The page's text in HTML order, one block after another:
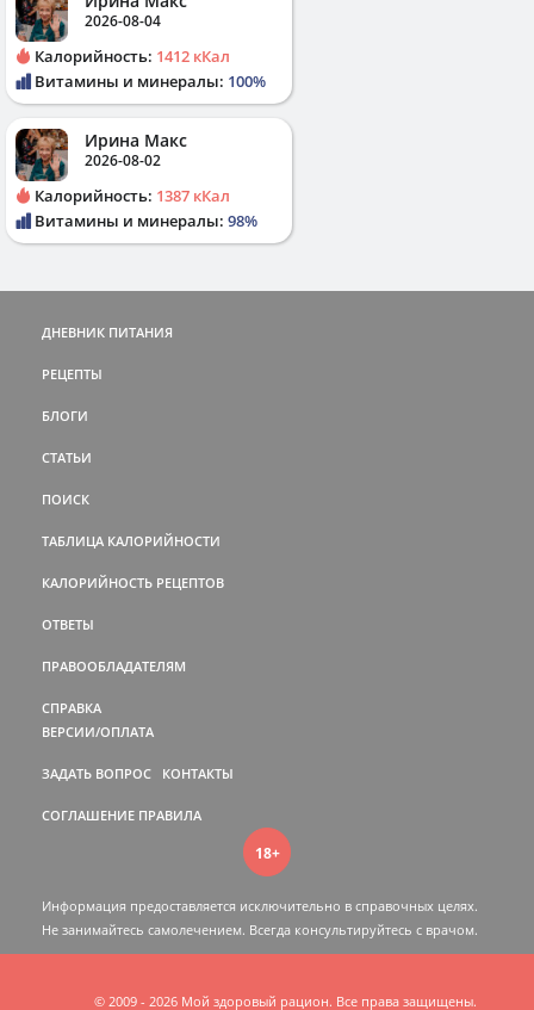
2026-08-04
Калорийность: 1412 кКал
Витамины и минералы: 100%
Ирина Макс
2026-08-02
Калорийность: 1387 кКал
Витамины и минералы: 98%
ДНЕВНИК ПИТАНИЯ
РЕЦЕПТЫ
БЛОГИ
СТАТЬИ
ПОИСК
ТАБЛИЦА КАЛОРИЙНОСТИ
КАЛОРИЙНОСТЬ РЕЦЕПТОВ
ОТВЕТЫ
ПРАВООБЛАДАТЕЛЯМ
СПРАВКА
ВЕРСИИ/ОПЛАТА
ЗАДАТЬ ВОПРОС КОНТАКТЫ
СОГЛАШЕНИЕ ПРАВИЛА
18+
Информация предоставляется исключительно в справочных целях.
Не занимайтесь самолечением. Всегда консультируйтесь c врачом.
© 2009 - 2026 Мой здоровый рацион. Все права защищены.